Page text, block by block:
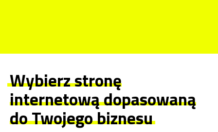
Web do Biznesu
Wybierz stronę
internetową dopasowaną
do Twojego biznesu